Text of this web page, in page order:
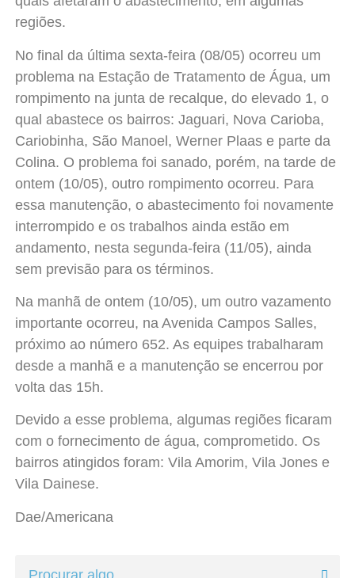
regiões.
No final da última sexta-feira (08/05) ocorreu um
problema na Estação de Tratamento de Água, um
rompimento na junta de recalque, do elevado 1, o
qual abastece os bairros: Jaguari, Nova Carioba,
Cariobinha, São Manoel, Werner Plaas e parte da
Colina. O problema foi sanado, porém, na tarde de
ontem (10/05), outro rompimento ocorreu. Para
essa manutenção, o abastecimento foi novamente
interrompido e os trabalhos ainda estão em
andamento, nesta segunda-feira (11/05), ainda
sem previsão para os términos.
Na manhã de ontem (10/05), um outro vazamento
importante ocorreu, na Avenida Campos Salles,
próximo ao número 652. As equipes trabalharam
desde a manhã e a manutenção se encerrou por
volta das 15h.
Devido a esse problema, algumas regiões ficaram
com o fornecimento de água, comprometido. Os
bairros atingidos foram: Vila Amorim, Vila Jones e
Vila Dainese.
Dae/Americana